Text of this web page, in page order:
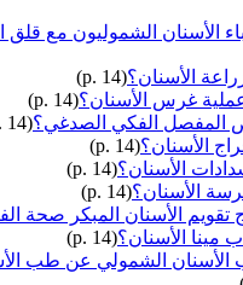
الأسنان الشموليون مع قلق
الأسنان؟(p. 14)
غرس الأسنان؟(p. 14)
المفصل الفكي الصدغي؟(p. 14)
الأسنان؟(p. 14)
الأسنان؟(p. 14)
الأسنان؟(p. 14)
الأسنان المبكر صحة
مينا الأسنان؟(p. 14)
الشمولي عن طب